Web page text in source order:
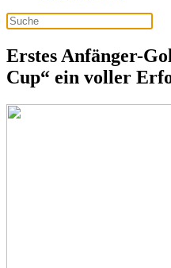
Erstes Anfänger-
Cup“ ein voller